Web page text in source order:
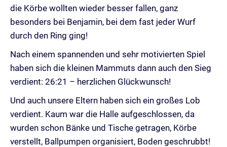
die Körbe wollten wieder besser fallen, ganz
besonders bei Benjamin, bei dem fast jeder Wurf
durch den Ring ging!
Nach einem spannenden und sehr motivierten Spiel
haben sich die kleinen Mammuts dann auch den Sieg
verdient: 26:21 – herzlichen Glückwunsch!
Und auch unsere Eltern haben sich ein großes Lob
verdient. Kaum war die Halle aufgeschlossen, da
wurden schon Bänke und Tische getragen, Körbe
verstellt, Ballpumpen organisiert, Boden geschrubbt!